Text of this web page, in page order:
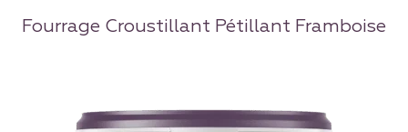
Fourrage Croustillant Pétillant Framboise